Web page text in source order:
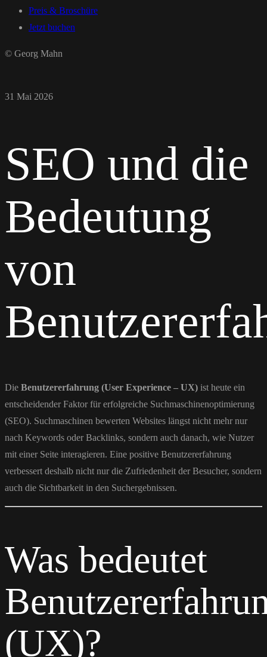
Preis & Broschüre
Jetzt buchen
© Georg Mahn
31 Mai 2026
SEO und die
Bedeutung
von
Die Benutzererfahrung (User Experience – UX) ist heute ein
entscheidender Faktor für erfolgreiche Suchmaschinenoptimierung
(SEO). Suchmaschinen bewerten Websites längst nicht mehr nur
nach Keywords oder Backlinks, sondern auch danach, wie Nutzer
mit einer Seite interagieren. Eine positive Benutzererfahrung
verbessert deshalb nicht nur die Zufriedenheit der Besucher, sondern
auch die Sichtbarkeit in den Suchergebnissen.
Was bedeutet
(UX)?